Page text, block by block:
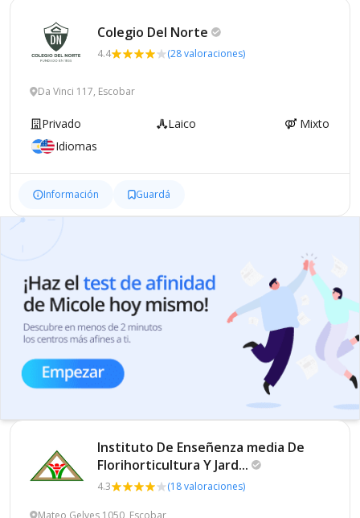
Colegio Del Norte
4.4 (28 valoraciones)
Da Vinci 117, Escobar
Privado Laico
Mixto
Idiomas
Información Guardá
Instituto De Enseñenza media De
Florihorticultura Y Jard...
4.3 (18 valoraciones)
Mateo Gelves 1050, Escobar